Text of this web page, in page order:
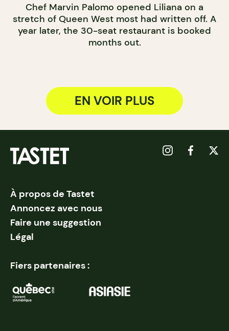
Chef Marvin Palomo opened Liliana on a
stretch of Queen West most had written off. A
year later, the 30-seat restaurant is booked
months out.
EN VOIR PLUS
À propos de Tastet
Annoncez avec nous
Faire une suggestion
Légal
Fiers partenaires :